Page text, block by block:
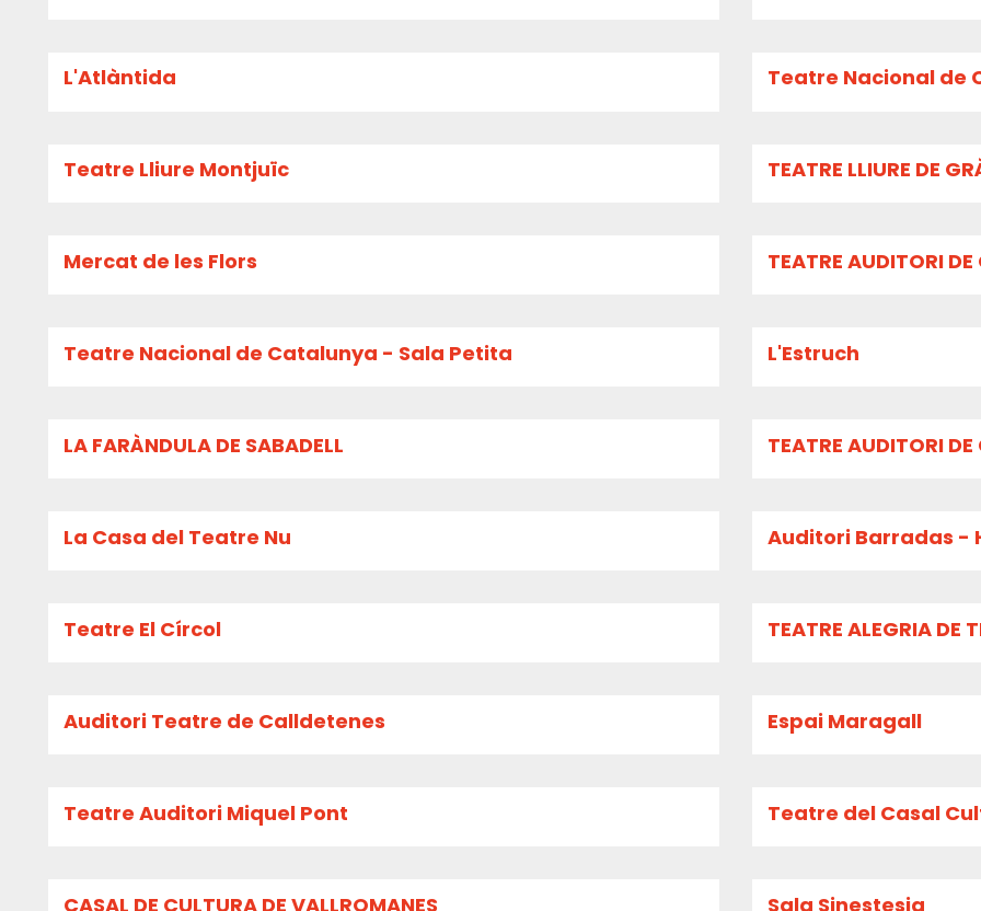
L'Atlàntida Teatre Nacional de
Teatre Lliure Montjuïc TEATRE LLIURE DE
Mercat de les Flors TEATRE AUDITORI DE
Teatre Nacional de Catalunya - Sala Petita L'Estruch
LA FARÀNDULA DE SABADELL TEATRE AUDITORI DE
La Casa del Teatre Nu Auditori Barradas -
Teatre El Círcol TEATRE ALEGRIA DE
Auditori Teatre de Calldetenes Espai Maragall
Teatre Auditori Miquel Pont Teatre del Casal
CASAL DE CULTURA DE VALLROMANES Sala Sinestesia